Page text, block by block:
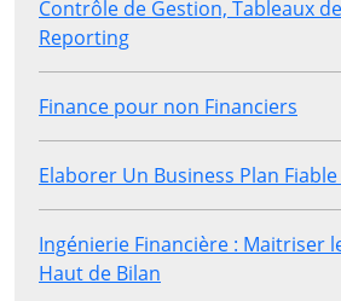
Contrôle de Gestion, Tableaux
Reporting
Finance pour non Financiers
Elaborer Un Business Plan
Ingénierie Financière : Maitriser
Haut de Bilan